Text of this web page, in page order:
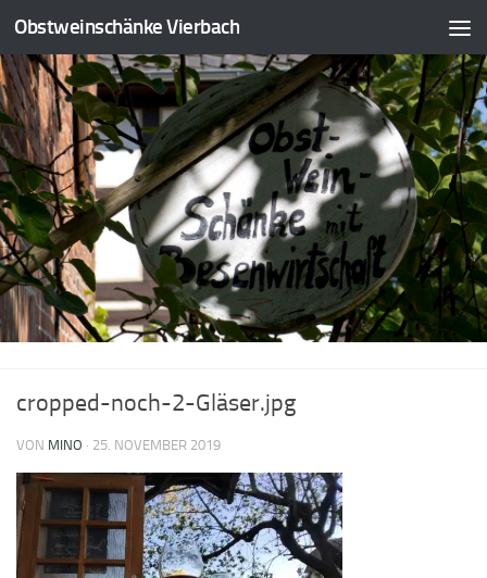
Obstweinschänke Vierbach
cropped-noch-2-Gläser.jpg
VON MINO · 25. NOVEMBER 2019